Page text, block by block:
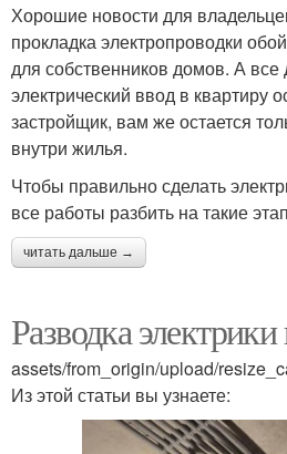
Хорошие новости для
прокладка электропроводки
для собственников домов. А все
электрический ввод в квартиру
застройщик, вам же остается
внутри жилья.
Чтобы правильно сделать
все работы разбить на такие
читать дальше →
Разводка
assets/from_origin/upload/
Из этой статьи вы узнаете: